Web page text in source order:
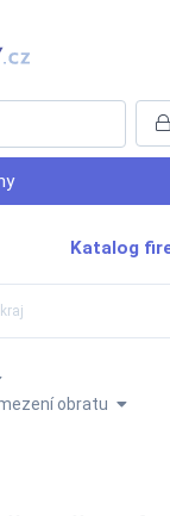
Katalog
obratu